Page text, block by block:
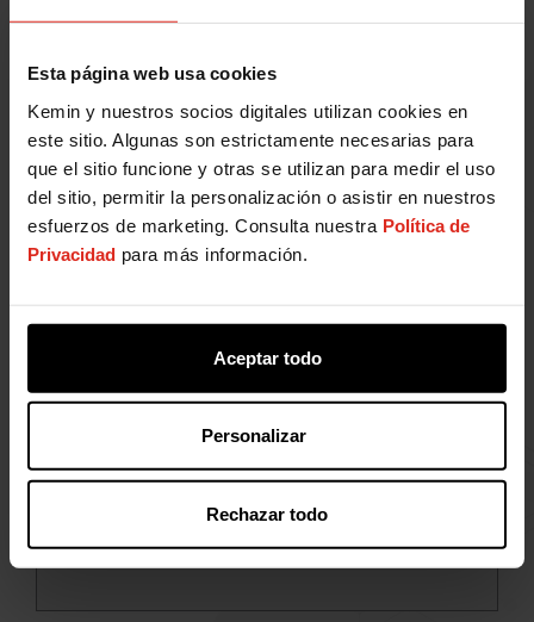
Esta página web usa cookies
Kemin y nuestros socios digitales utilizan cookies en
este sitio. Algunas son estrictamente necesarias para
que el sitio funcione y otras se utilizan para medir el uso
del sitio, permitir la personalización o asistir en nuestros
esfuerzos de marketing. Consulta nuestra Política de
Privacidad para más información.
Aceptar todo
Personalizar
Rechazar todo
sinérgicas de tocoferoles, que ofrecen protección
GT-FORT™ es un extracto natural, a base de té
verde, que puede ser utilizado como extracto
aromático en los alimentos. GT-FORT contiene